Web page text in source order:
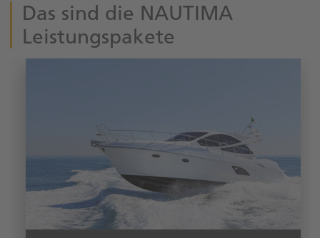
Das sind die NAUTIMA
Leistungspakete